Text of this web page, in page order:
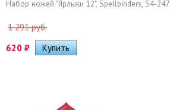
Набор ножей "Ярлыки 12", Spellbinders, S4-247
1 291 руб.
620 ₽